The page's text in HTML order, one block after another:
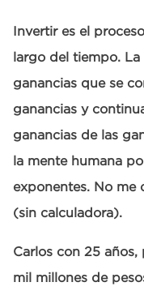
Invertir es el
largo del tiempo.
ganancias que se
ganancias y
ganancias de las
la mente humana
exponentes. No me
(sin calculadora).
Carlos con 25
mil millones de